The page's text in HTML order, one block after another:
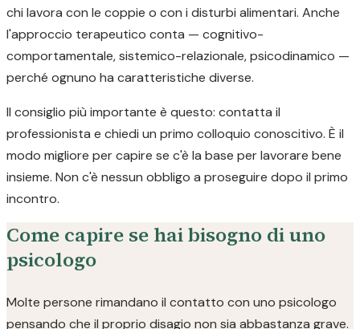
chi lavora con le coppie o con i disturbi alimentari. Anche
l'approccio terapeutico conta — cognitivo-
comportamentale, sistemico-relazionale, psicodinamico —
perché ognuno ha caratteristiche diverse.
Il consiglio più importante è questo: contatta il
professionista e chiedi un primo colloquio conoscitivo. È il
modo migliore per capire se c'è la base per lavorare bene
insieme. Non c'è nessun obbligo a proseguire dopo il primo
incontro.
Come capire se hai bisogno di uno
psicologo
Molte persone rimandano il contatto con uno psicologo
pensando che il proprio disagio non sia abbastanza grave.